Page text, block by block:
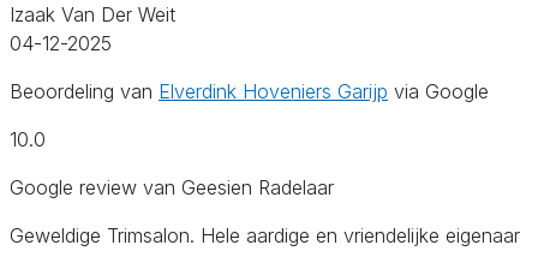
Izaak Van Der Weit
04-12-2025
Beoordeling van Elverdink Hoveniers Garijp via Google
10.0
Google review van Geesien Radelaar
Geweldige Trimsalon. Hele aardige en vriendelijke eigenaar